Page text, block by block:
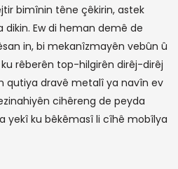
bimînin têne çêkirin, astek
Ew di heman demê de
in, bi mekanîzmayên vebûn û
rêberên top-hilgirên dirêj-dirêj
qutiya dravê metalî ya navîn ev
cihêreng de peyda
yekî ku bêkêmasî li cîhê mobîlya